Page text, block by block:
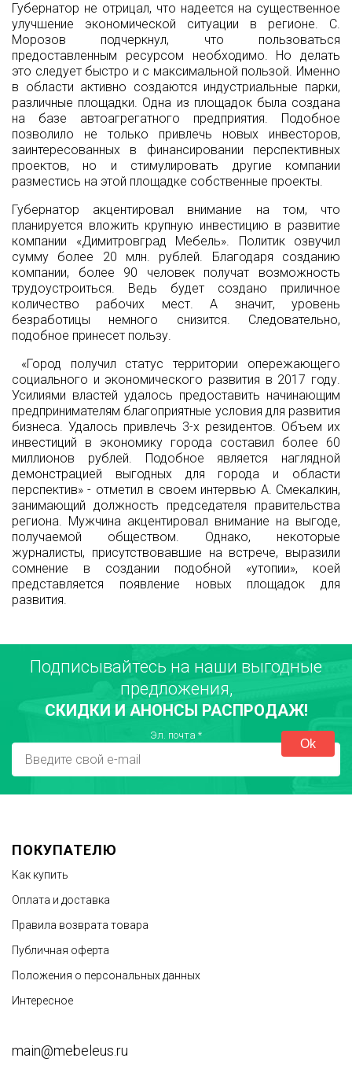
Губернатор не отрицал, что надеется на существенное
улучшение экономической ситуации в регионе. С.
Морозов подчеркнул, что пользоваться
предоставленным ресурсом необходимо. Но делать
это следует быстро и с максимальной пользой. Именно
в области активно создаются индустриальные парки,
различные площадки. Одна из площадок была создана
на базе автоагрегатного предприятия. Подобное
позволило не только привлечь новых инвесторов,
заинтересованных в финансировании перспективных
проектов, но и стимулировать другие компании
разместись на этой площадке собственные проекты.
Губернатор акцентировал внимание на том, что
планируется вложить крупную инвестицию в развитие
компании «Димитровград Мебель». Политик озвучил
сумму более 20 млн. рублей. Благодаря созданию
компании, более 90 человек получат возможность
трудоустроиться. Ведь будет создано приличное
количество рабочих мест. А значит, уровень
безработицы немного снизится. Следовательно,
подобное принесет пользу.
«Город получил статус территории опережающего
социального и экономического развития в 2017 году.
Усилиями властей удалось предоставить начинающим
предпринимателям благоприятные условия для развития
бизнеса. Удалось привлечь 3-х резидентов. Объем их
инвестиций в экономику города составил более 60
миллионов рублей. Подобное является наглядной
демонстрацией выгодных для города и области
перспектив» - отметил в своем интервью А. Смекалкин,
занимающий должность председателя правительства
региона. Мужчина акцентировал внимание на выгоде,
получаемой обществом. Однако, некоторые
журналисты, присутствовавшие на встрече, выразили
сомнение в создании подобной «утопии», коей
представляется появление новых площадок для
развития.
Подписывайтесь на наши выгодные
предложения,
СКИДКИ И АНОНСЫ РАСПРОДАЖ!
Эл. почта *
ПОКУПАТЕЛЮ
Как купить
Оплата и доставка
Правила возврата товара
Публичная оферта
Положения о персональных данных
Интересное
main@mebeleus.ru